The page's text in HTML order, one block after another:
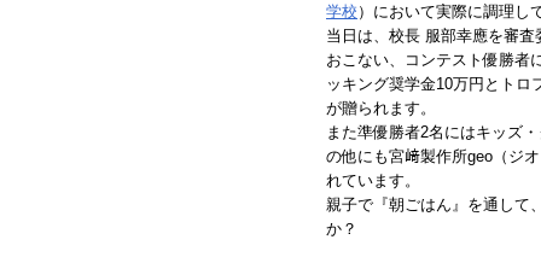
学校 ）において実際に調理し
当日は、校長 服部幸應を審
おこない、コンテスト優勝者
ッキング奨学金10万円とトロ
が贈られます。
また準優勝者2名にはキッズ
の他にも宮﨑製作所geo（ジ
れています。
親子で『朝ごはん』を通して
か？